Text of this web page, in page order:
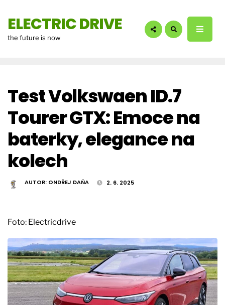
ELECTRIC DRIVE
the future is now
Test Volkswaen ID.7
Tourer GTX: Emoce na
baterky, elegance na
kolech
AUTOR: ONDŘEJ DAŇA 2. 6. 2025
Foto: Electricdrive